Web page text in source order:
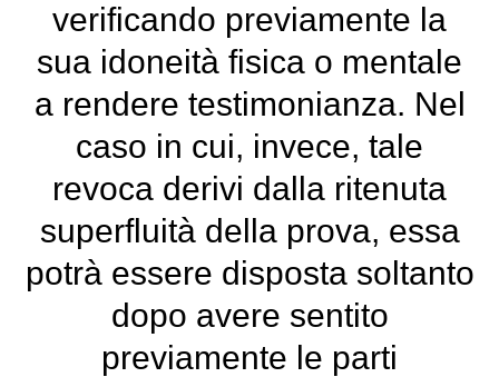
verificando previamente la
sua idoneità fisica o mentale
a rendere testimonianza. Nel
caso in cui, invece, tale
revoca derivi dalla ritenuta
superfluità della prova, essa
potrà essere disposta soltanto
dopo avere sentito
previamente le parti